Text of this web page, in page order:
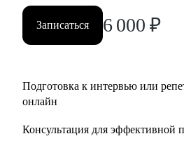
вами.
Записаться
6 000 ₽
Подготовка к интервью или
онлайн
Консультация для эффективной